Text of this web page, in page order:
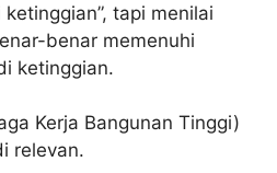
tapi menilai
benar memenuhi
ketinggian.
Kerja Bangunan Tinggi)
relevan.